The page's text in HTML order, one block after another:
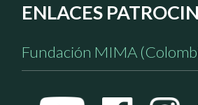
ENLACES
Fundación MIMA